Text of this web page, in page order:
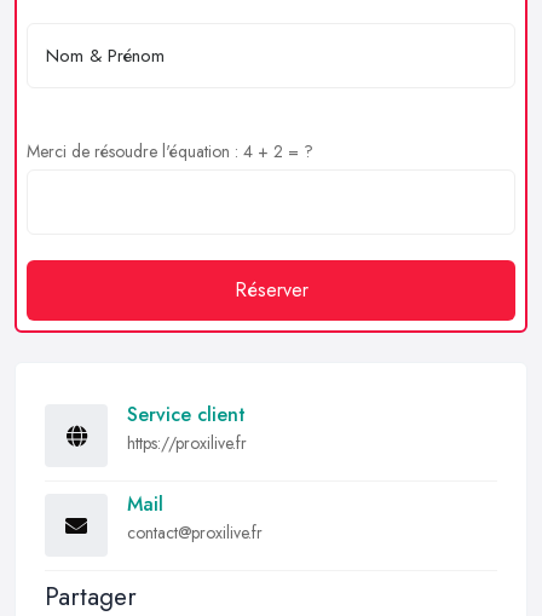
Merci de résoudre l'équation : 4 + 2 = ?
Réserver
Service client
https://proxilive.fr
Mail
contact@proxilive.fr
Partager